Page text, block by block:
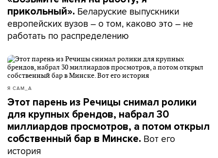
прикольный». Беларуские выпускники
европейских вузов – о том, каково это – не
работать по распределению
Я САМ_А
Этот парень из Речицы снимал ролики
для крупных брендов, набрал 30
миллиардов просмотров, а потом открыл
собственный бар в Минске. Вот его
история